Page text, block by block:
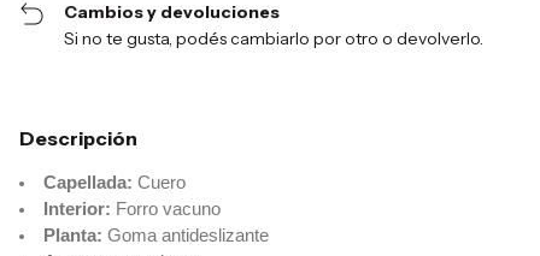
Cambios y devoluciones
Si no te gusta, podés cambiarlo por otro o devolverlo.
Descripción
Capellada: Cuero
Interior: Forro vacuno
Planta: Goma antideslizante